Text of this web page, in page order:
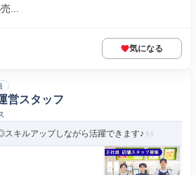
...
気になる
営スタッフ
キルアップしながら活躍できます♪